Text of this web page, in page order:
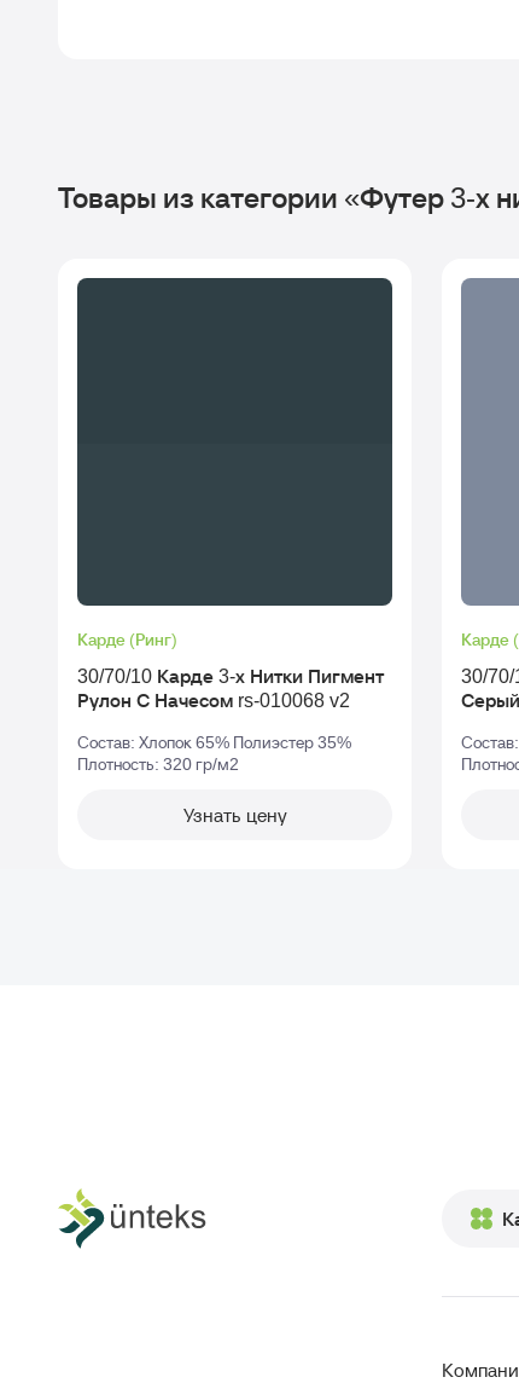
Товары из категории «Футер 3-х
Карде (Ринг)
30/70/10 Карде 3-х Нитки Пигмент
Рулон С Начесом rs-010068 v2
Состав: Хлопок 65% Полиэстер 35%
Плотность: 320 гр/м2
Узнать цену
Карде
30/70/